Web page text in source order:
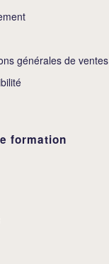
générales de ventes
formation